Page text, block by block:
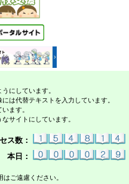
にしています。
は代替テキストを入力しています。
ます。
サイトにしています。
ス数：
本日：
ご遠慮ください。